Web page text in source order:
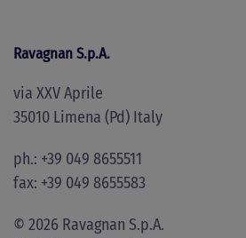
Ravagnan S.p.A.
via XXV Aprile
35010 Limena (Pd) Italy
ph.: +39 049 8655511
fax: +39 049 8655583
© 2026 Ravagnan S.p.A.